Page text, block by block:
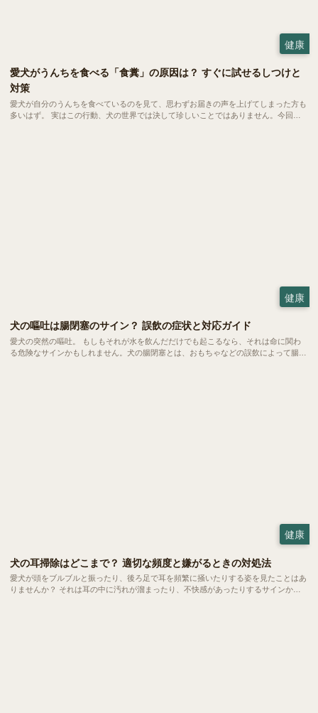
健康
愛犬がうんちを食べる「食糞」の原因は？ すぐに試せるしつけと
対策
愛犬が自分のうんちを食べているのを見て、思わずお届きの声を上げてしまった方も
多いはず。 実はこの行動、犬の世界では決して珍しいことではありません。今回
健康
犬の嘔吐は腸閉塞のサイン？ 誤飲の症状と対応ガイド
愛犬の突然の嘔吐。 もしもそれが水を飲んだだけでも起こるなら、それは命に関わ
る危険なサインかもしれません。犬の腸閉塞とは、おもちゃなどの誤飲によって腸が
健康
犬の耳掃除はどこまで？ 適切な頻度と嫌がるときの対処法
愛犬が頭をブルブルと振ったり、後ろ足で耳を頻繁に掻いたりする姿を見たことはあ
りませんか？ それは耳の中に汚れが溜まったり、不快感があったりするサインかも